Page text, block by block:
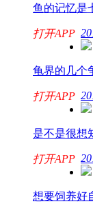
鱼的记忆是
打开APP
龟界的几个
打开APP
是不是很想
打开APP
想要饲养好